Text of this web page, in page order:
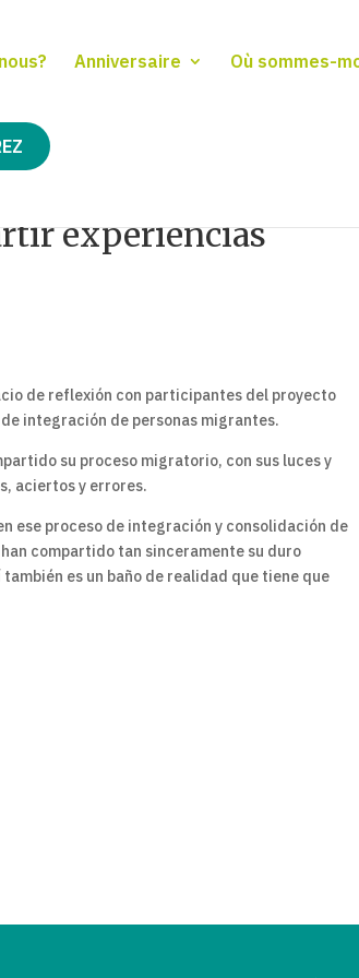
Anniversaire Où sommes-
experiencias
de reflexión con participantes del proyecto
integración de personas migrantes.
su proceso migratorio, con sus luces y
aciertos y errores.
ese proceso de integración y consolidación de
compartido tan sinceramente su duro
es un baño de realidad que tiene que